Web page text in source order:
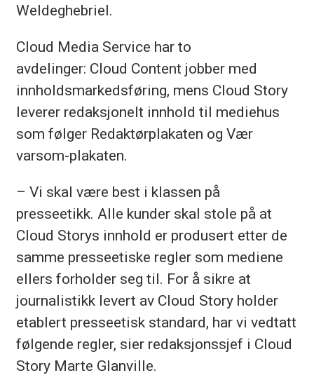
Weldeghebriel.
Cloud Media Service har to
avdelinger: Cloud Content jobber med
innholdsmarkedsføring, mens Cloud Story
leverer redaksjonelt innhold til mediehus
som følger Redaktørplakaten og Vær
varsom-plakaten.
– Vi skal være best i klassen på
presseetikk. Alle kunder skal stole på at
Cloud Storys innhold er produsert etter de
samme presseetiske regler som mediene
ellers forholder seg til. For å sikre at
journalistikk levert av Cloud Story holder
etablert presseetisk standard, har vi vedtatt
følgende regler, sier redaksjonssjef i Cloud
Story Marte Glanville.